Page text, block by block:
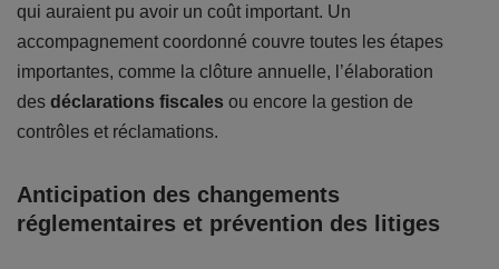
qui auraient pu avoir un coût important. Un
accompagnement coordonné couvre toutes les étapes
importantes, comme la clôture annuelle, l’élaboration
des déclarations fiscales ou encore la gestion de
contrôles et réclamations.
Anticipation des changements
réglementaires et prévention des litiges